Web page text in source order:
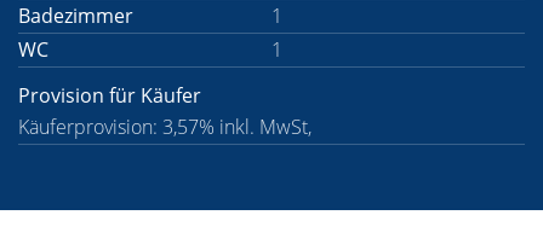
Badezimmer
1
WC
1
Provision für Käufer
Käuferprovision: 3,57% inkl. MwSt,